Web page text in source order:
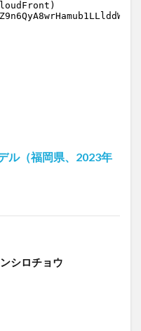
ル（福岡県、2023年
シロチョウ